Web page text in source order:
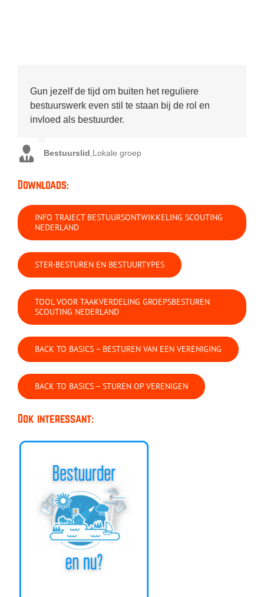
Gun jezelf de tijd om buiten het reguliere
bestuurswerk even stil te staan bij de rol en
invloed als bestuurder.
Bestuurslid,Lokale groep
Downloads:
INFO TRAJECT BESTUURSONTWIKKELING SCOUTING
NEDERLAND
STER-BESTUREN EN BESTUURTYPES
TOOL VOOR TAAKVERDELING GROEPSBESTUREN
SCOUTING NEDERLAND
BACK TO BASICS – BESTUREN VAN EEN VERENIGING
BACK TO BASICS – STUREN OP VERENIGEN
Ook interessant: